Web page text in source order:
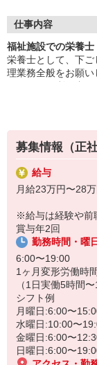
仕事内容
福祉施設での栄養士
栄養士として、下
理業務全般をお願
す。楽しい食事の
募集情報（正社
給与
月給23万円〜28万
※給与は経験や前
賞与年2回
勤務時間・曜日
6:00〜19:00
1ヶ月変形労働時
（1日実働5時間〜
シフト例
月曜日:6:00〜
水曜日:10:00〜
金曜日:6:00〜
日曜日:6:00〜